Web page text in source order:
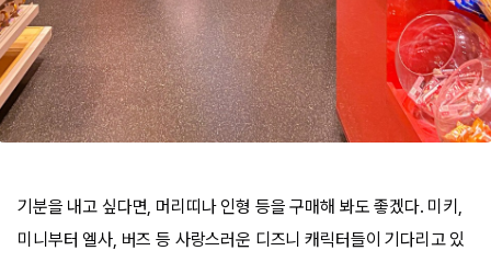
기분을 내고 싶다면, 머리띠나 인형 등을 구매해 봐도 좋겠다. 미키,
미니부터 엘사, 버즈 등 사랑스러운 디즈니 캐릭터들이 기다리고 있